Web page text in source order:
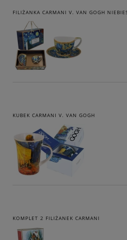
FILIŻANKA CARMANI V. VAN GOGH
KUBEK CARMANI V. VAN GOGH
KOMPLET 2 FILIŻANEK CARMANI